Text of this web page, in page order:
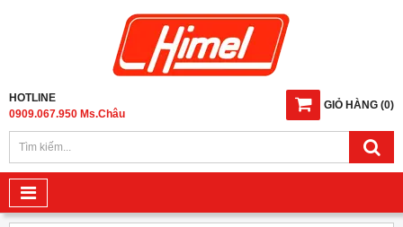
GIỎ HÀNG (0)
HOTLINE
0909.067.950 Ms.Châu